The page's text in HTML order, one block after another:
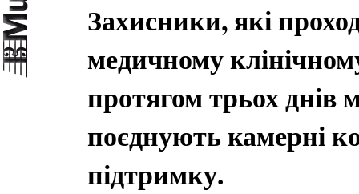
Захисники, які
медичному
протягом трьох днів
поєднують камерні
підтримку.